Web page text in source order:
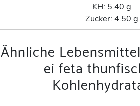
KH: 5.40 g
Zucker: 4.50 g
Ähnliche
ei feta